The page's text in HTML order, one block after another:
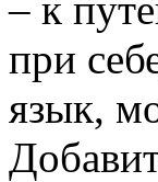
при
язык,